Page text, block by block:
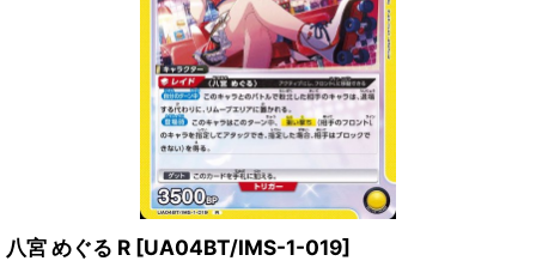
八宮 めぐる R [UA04BT/IMS-1-019]